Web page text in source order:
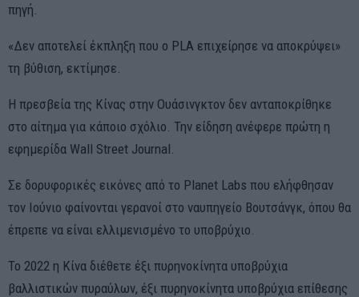
πηγή.
«Δεν αποτελεί έκπληξη που ο PLA επιχείρησε να αποκρύψει»
τη βύθιση, εκτίμησε.
Η πρεσβεία της Κίνας στην Ουάσινγκτον δεν ανταποκρίθηκε
στο αίτημα για κάποιο σχόλιο. Την είδηση ανέφερε πρώτη η
εφημερίδα Wall Street Journal.
Σε δορυφορικές εικόνες από το Planet Labs που ελήφθησαν
τον Ιούνιο φαίνονται γερανοί στο ναυπηγείο Βουτσάνγκ, όπου θα
έπρεπε να είναι ελλιμενισμένο το υποβρύχιο.
Το 2022 η Κίνα διέθετε έξι πυρηνοκίνητα υποβρύχια
βαλλιστικών πυραύλων, έξι πυρηνοκίνητα υποβρύχια επίθεσης